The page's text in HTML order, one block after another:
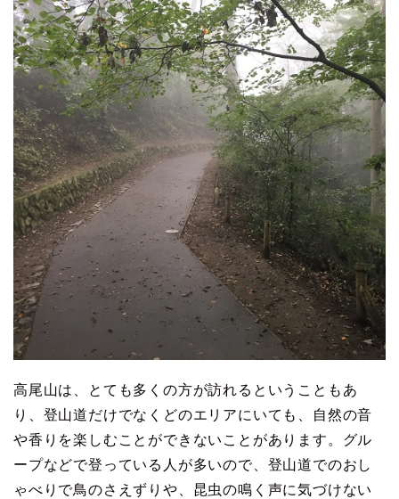
高尾山は、とても多くの方が訪れるということもあ
り、登山道だけでなくどのエリアにいても、自然の音
や香りを楽しむことができないことがあります。グル
ープなどで登っている人が多いので、登山道でのおし
ゃべりで鳥のさえずりや、昆虫の鳴く声に気づけない